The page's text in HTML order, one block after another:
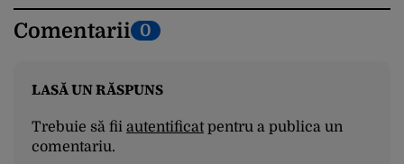
Comentarii 0
LASĂ UN RĂSPUNS
Trebuie să fii autentificatpentru a publica un
comentariu.